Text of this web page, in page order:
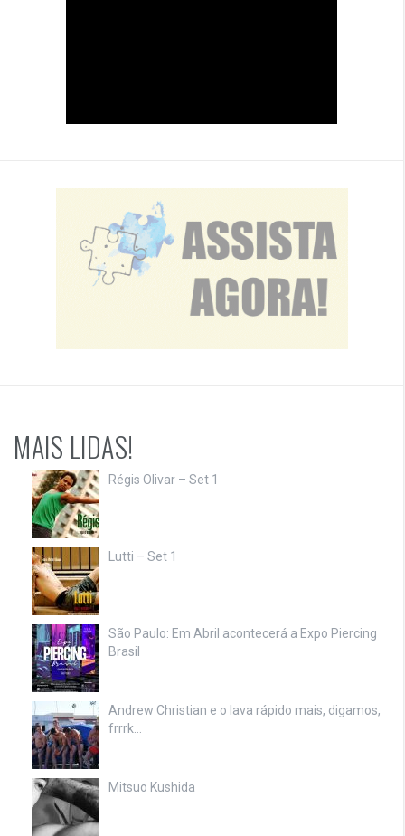
MAIS LIDAS!
Régis Olivar – Set 1
Lutti – Set 1
São Paulo: Em Abril acontecerá a Expo Piercing
Brasil
Andrew Christian e o lava rápido mais, digamos,
frrrk…
Mitsuo Kushida